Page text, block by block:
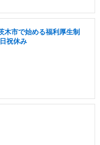
木市で始める福利厚生制
祝休み